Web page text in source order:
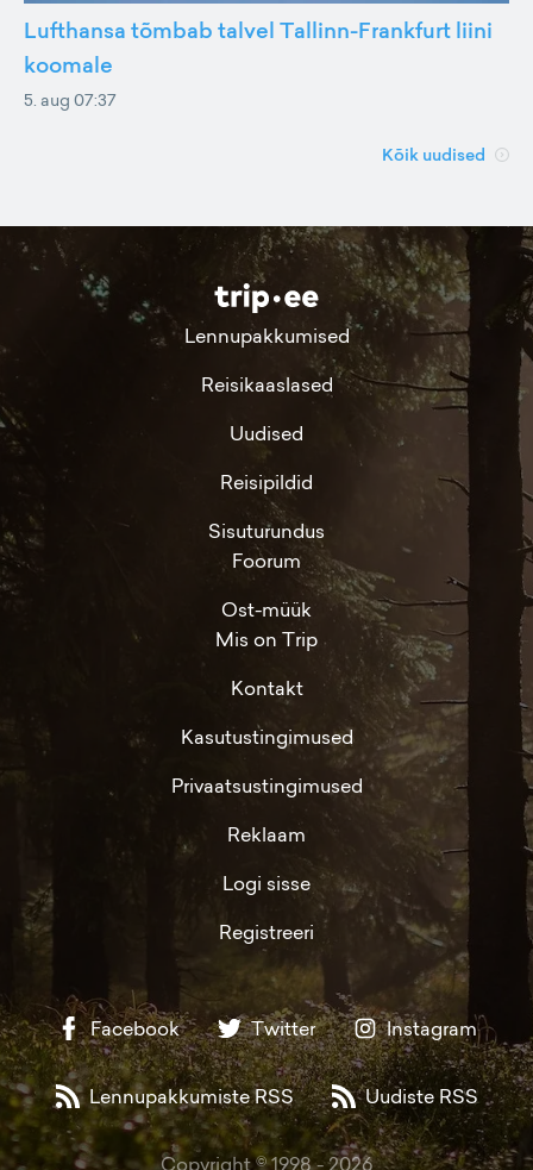
Lufthansa tõmbab talvel Tallinn-Frankfurt liini
koomale
5. aug 07:37
Kõik uudised
Lennupakkumised
Reisikaaslased
Uudised
Reisipildid
Sisuturundus
Foorum
Ost-müük
Mis on Trip
Kontakt
Kasutustingimused
Privaatsustingimused
Reklaam
Logi sisse
Registreeri
Facebook Twitter Instagram
Lennupakkumiste RSS Uudiste RSS
Copyright © 1998 -2026